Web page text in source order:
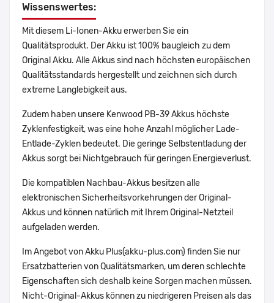
Wissenswertes:
Mit diesem Li-Ionen-Akku erwerben Sie ein
Qualitätsprodukt. Der Akku ist 100% baugleich zu dem
Original Akku. Alle Akkus sind nach höchsten europäischen
Qualitätsstandards hergestellt und zeichnen sich durch
extreme Langlebigkeit aus.
Zudem haben unsere Kenwood PB-39 Akkus höchste
Zyklenfestigkeit, was eine hohe Anzahl möglicher Lade-
Entlade-Zyklen bedeutet. Die geringe Selbstentladung der
Akkus sorgt bei Nichtgebrauch für geringen Energieverlust.
Die kompatiblen Nachbau-Akkus besitzen alle
elektronischen Sicherheitsvorkehrungen der Original-
Akkus und können natürlich mit Ihrem Original-Netzteil
aufgeladen werden.
Im Angebot von Akku Plus(akku-plus.com) finden Sie nur
Ersatzbatterien von Qualitätsmarken, um deren schlechte
Eigenschaften sich deshalb keine Sorgen machen müssen.
Nicht-Original-Akkus können zu niedrigeren Preisen als das